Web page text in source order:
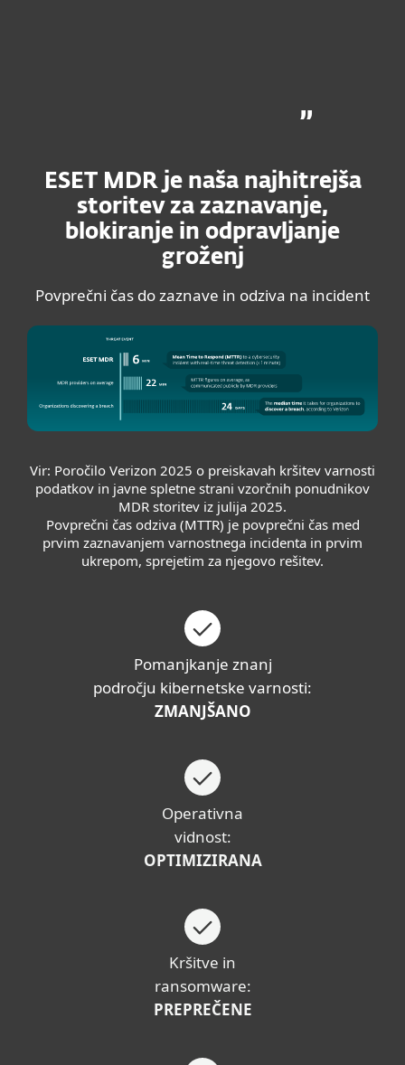
ESET MDR je naša najhitrejša
storitev za zaznavanje,
blokiranje in odpravljanje
groženj
Povprečni čas do zaznave in odziva na incident
Vir: Poročilo Verizon 2025 o preiskavah kršitev varnosti
podatkov in javne spletne strani vzorčnih ponudnikov
MDR storitev iz julija 2025.
Povprečni čas odziva (MTTR) je povprečni čas med
prvim zaznavanjem varnostnega incidenta in prvim
ukrepom, sprejetim za njegovo rešitev.
Pomanjkanje znanj
področju kibernetske varnosti:
ZMANJŠANO
Operativna
vidnost:
OPTIMIZIRANA
Kršitve in
ransomware:
PREPREČENE